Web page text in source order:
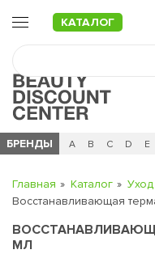
КАТАЛОГ
БРЕНДЫ
Ч 0 - 9 A B C D E
Главная Каталог
Восстанавливающая
МЛ